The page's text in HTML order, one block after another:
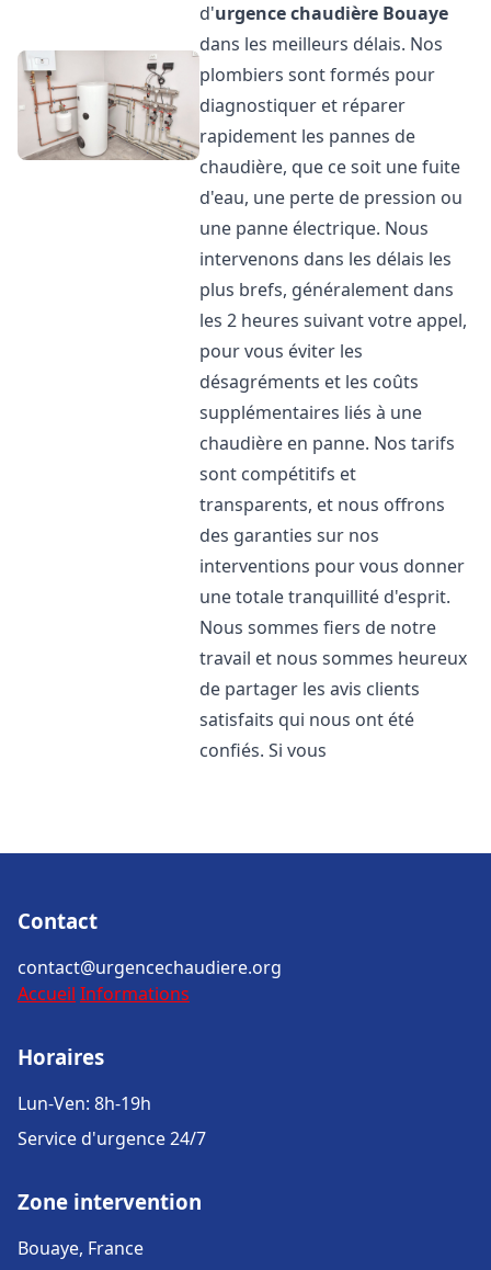
d'urgence chaudière Bouaye
dans les meilleurs délais. Nos
plombiers sont formés pour
diagnostiquer et réparer
rapidement les pannes de
chaudière, que ce soit une fuite
d'eau, une perte de pression ou
une panne électrique. Nous
intervenons dans les délais les
plus brefs, généralement dans
les 2 heures suivant votre appel,
pour vous éviter les
désagréments et les coûts
supplémentaires liés à une
chaudière en panne. Nos tarifs
sont compétitifs et
transparents, et nous offrons
des garanties sur nos
interventions pour vous donner
une totale tranquillité d'esprit.
Nous sommes fiers de notre
travail et nous sommes heureux
de partager les avis clients
satisfaits qui nous ont été
confiés. Si vous
Contact
contact@urgencechaudiere.org
Accueil Informations
Horaires
Lun-Ven: 8h-19h
Service d'urgence 24/7
Zone intervention
Bouaye, France